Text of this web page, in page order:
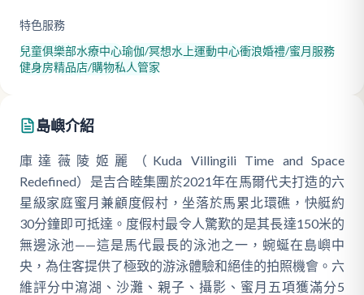
特色服務
兒童俱樂部水療中心瑜伽/冥想水上運動中心衝浪婚禮/蜜月服務
健身房精品店/購物私人管家
島嶼介紹
庫達薇陵姬麗（Kuda Villingili Time and Space
Redefined）是吉合睦集團於2021年在馬爾代夫打造的六
星級家庭蜜月兼顧度假村，坐落於馬累北環礁，快艇約
30分鐘即可抵達。度假村最令人驚歎的是其長達150米的
無邊泳池——這是馬代最長的泳池之一，蜿蜒在島嶼中
央，為住客提供了極致的游泳體驗和絕佳的拍照機會。六
維評分中瀉湖、沙灘、親子、攝影、蜜月五項獲滿分5